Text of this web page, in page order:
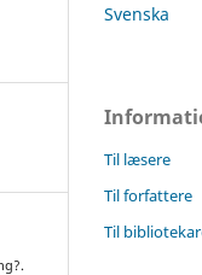
Svenska
Til læsere
Til forfattere
Til